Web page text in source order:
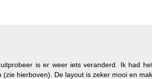
is er weer iets veranderd. Ik had
hierboven). De layout is zeker mooi en